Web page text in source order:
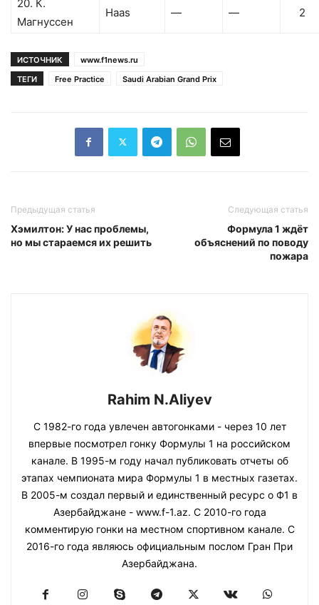
20. К.
Магнуссен
Haas — — 2
ИСТОЧНИК
www.f1news.ru
ТЕГИ
Free Practice Saudi Arabian Grand Prix
Предыдущая статья
Хэмилтон: У нас проблемы,
но мы стараемся их решить
Следующая статья
Формула 1 ждёт
объяснений по поводу
пожара
Rahim N.Aliyev
С 1982-го года увлечен автогонками - через 10 лет
впервые посмотрел гонку Формулы 1 на российском
канале. В 1995-м году начал публиковать отчеты об
этапах чемпионата мира Формулы 1 в местных газетах.
В 2005-м создал первый и единственный ресурс о Ф1 в
Азербайджане - www.f-1.az. С 2010-го года
комментирую гонки на местном спортивном канале. С
2016-го года являюсь официальным послом Гран При
Азербайджана.